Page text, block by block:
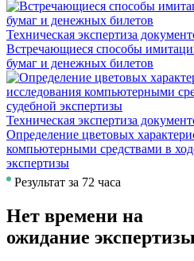
Техническая экспертиза
Встречающиеся способы
бумаг и денежных билетов
Техническая экспертиза
Определение цветовых
компьютерными средствами в
экспертизы
Результат за 72 часа
Нет времени на
ожидание